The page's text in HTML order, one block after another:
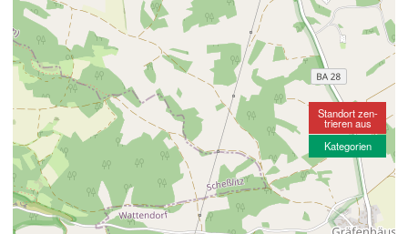
Standort zen-
trieren aus
Kategorien